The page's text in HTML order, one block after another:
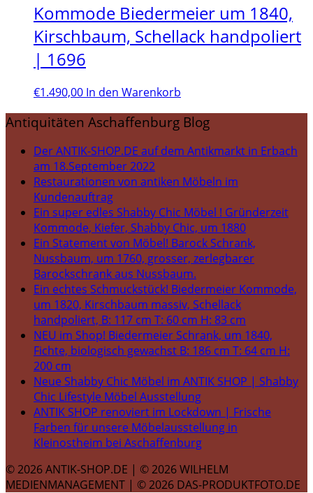
Kommode Biedermeier um 1840,
Kirschbaum, Schellack handpoliert
| 1696
€1.490,00 In den Warenkorb
Antiquitäten Aschaffenburg Blog
Der ANTIK-SHOP.DE auf dem Antikmarkt in Erbach
am 18.September 2022
Restaurationen von antiken Möbeln im
Kundenauftrag
Ein super edles Shabby Chic Möbel ! Gründerzeit
Kommode, Kiefer, Shabby Chic, um 1880
Ein Statement von Möbel! Barock Schrank,
Nussbaum, um 1760, grosser, zerlegbarer
Barockschrank aus Nussbaum.
Ein echtes Schmuckstück! Biedermeier Kommode,
um 1820, Kirschbaum massiv, Schellack
handpoliert, B: 117 cm T: 60 cm H: 83 cm
NEU im Shop! Biedermeier Schrank, um 1840,
Fichte, biologisch gewachst B: 186 cm T: 64 cm H:
200 cm
Neue Shabby Chic Möbel im ANTIK SHOP | Shabby
Chic Lifestyle Möbel Ausstellung
ANTIK SHOP renoviert im Lockdown | Frische
Farben für unsere Möbelausstellung in
Kleinostheim bei Aschaffenburg
© 2026 ANTIK-SHOP.DE | © 2026 WILHELM
MEDIENMANAGEMENT | © 2026 DAS-PRODUKTFOTO.DE